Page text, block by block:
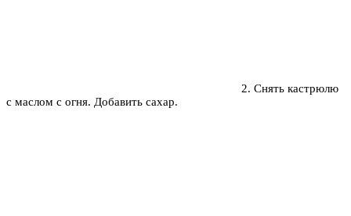
2. Снять кастрюлю
с маслом с огня. Добавить сахар.